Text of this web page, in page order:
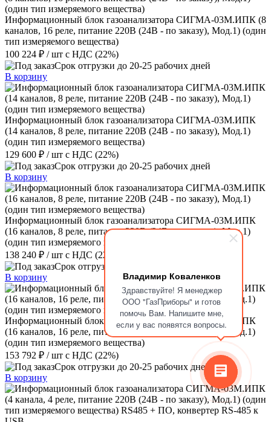
Владимир Коваленков
Здравствуйте! Я менеджер
ООО "ГазПриборы" и готов
помочь Вам. Напишите мне,
если у вас появятся вопросы.
Информационный блок газоанализатора СИГМА-03М.ИПК (8
каналов, 16 реле, питание 220В (24В - по заказу), Мод.1) (один
тип измеряемого вещества)
100 224 ₽ / шт с НДС (22%)
Срок отгрузки до 20-25 рабочих дней
В корзину
Информационный блок газоанализатора СИГМА-03М.ИПК
(14 каналов, 8 реле, питание 220В (24В - по заказу), Мод.1)
(один тип измеряемого вещества)
129 600 ₽ / шт с НДС (22%)
Срок отгрузки до 20-25 рабочих дней
В корзину
Информационный блок газоанализатора СИГМА-03М.ИПК
(16 каналов, 8 реле, питание 220В (24В - по заказу), Мод.1)
(один тип измеряемого вещества)
138 240 ₽ / шт с НДС (22%)
Срок отгрузки до 20-25 рабочих дней
В корзину
Информационный блок газоанализатора СИГМА-03М.ИПК
(16 каналов, 16 реле, питание 220В (24В - по заказу), Мод.1)
(один тип измеряемого вещества)
153 792 ₽ / шт с НДС (22%)
Срок отгрузки до 20-25 рабочих дней
В корзину